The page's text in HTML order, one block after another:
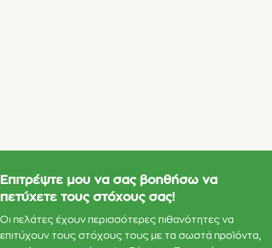
Επιτρέψτε μου να σας βοηθήσω να
πετύχετε τους στόχους σας!
Οι πελάτες έχουν περισσότερες πιθανότητες να
επιτύχουν τους στόχους τους με τα σωστά προϊόντα,